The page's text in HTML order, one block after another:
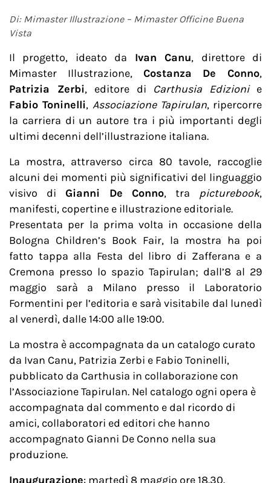
Di: Mimaster Illustrazione – Mimaster Officine Buena
Vista
Il progetto, ideato da Ivan Canu, direttore di
Mimaster Illustrazione, Costanza De Conno,
Patrizia Zerbi, editore di Carthusia Edizionie
Fabio Toninelli, Associazione Tapirulan, ripercorre
la carriera di un autore tra i più importanti degli
ultimi decenni dell’illustrazione italiana.
La mostra, attraverso circa 80 tavole, raccoglie
alcuni dei momenti più significativi del linguaggio
visivo di Gianni De Conno, tra picturebook,
manifesti, copertine e illustrazione editoriale.
Presentata per la prima volta in occasione della
Bologna Children’s Book Fair, la mostra ha poi
fatto tappa alla Festa del libro di Zafferana e a
Cremona presso lo spazio Tapirulan; dall’8 al 29
maggio sarà a Milano presso il Laboratorio
Formentini per l’editoria e sarà visitabile dal lunedì
al venerdì, dalle 14:00 alle 19:00.
La mostra è accompagnata da un catalogo curato
da Ivan Canu, Patrizia Zerbi e Fabio Toninelli,
pubblicato da Carthusia in collaborazione con
l’Associazione Tapirulan. Nel catalogo ogni opera è
accompagnata dal commento e dal ricordo di
amici, collaboratori ed editori che hanno
accompagnato Gianni De Conno nella sua
produzione.
Inaugurazione: martedì 8 maggio ore 18.30.